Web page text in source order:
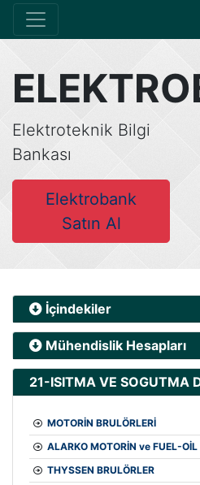
Elektroteknik Bilgi
Bankası
Elektrobank
Satın Al
İçindekiler
Mühendislik Hesapları
21-ISITMA VE SOGUTMA
MOTORİN BRULÖRLERİ
ALARKO MOTORİN ve FUEL-OİL
THYSSEN BRULÖRLER